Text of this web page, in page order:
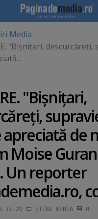
Media
"Bişniţari,
"Bişniţari,
apreciată de
Moise
Un reporter
11:20 ȘTIRI MEDIA 0